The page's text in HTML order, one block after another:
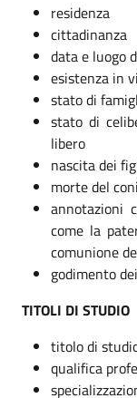
residenza
cittadinanza
data e luogo
esistenza in
stato di
stato di
libero
nascita dei
morte del
annotazioni
come la
comunione
godimento
TITOLI DI STUDIO
titolo di
qualifica